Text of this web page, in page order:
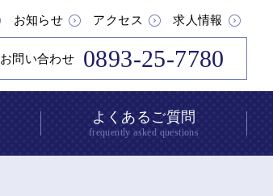
お知らせ アクセス 求人情報
お問い合わせ 0893-25-7780
よくあるご質問
frequently asked questions